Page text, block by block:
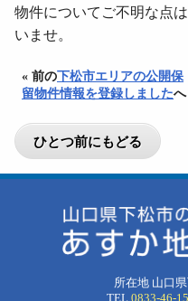
物件についてご不明な点
いませ。
« 前の下松市エリアの公開保
留物件情報を登録しましたへ
所在地 山口
TEL.0833-46-